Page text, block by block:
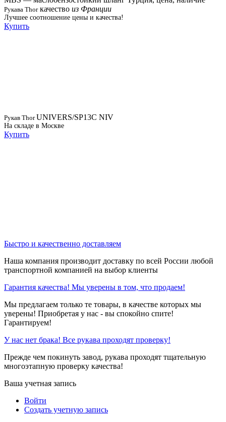
Рукава Thorкачество из Франции
Лучшее соотношение цены и качества!
Купить
Рукав ThorUNIVERS/SP13C NIV
На складе в Москве
Купить
Быстро и качественно доставляем
Наша компания производит доставку по всей России любой
транспортной компанией на выбор клиенты
Гарантия качества! Мы уверены в том, что продаем!
Мы предлагаем только те товары, в качестве которых мы
уверены! Приобретая у нас - вы спокойно спите!
Гарантируем!
У нас нет брака! Все рукава проходят проверку!
Прежде чем покинуть завод, рукава проходят тщательную
многоэтапную проверку качества!
Ваша учетная запись
Войти
Создать учетную запись